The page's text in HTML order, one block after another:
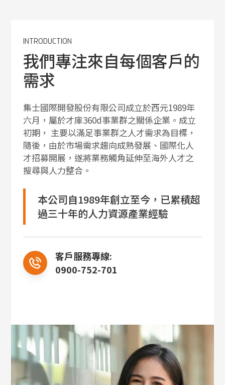
INTRODUCTION
我們專注來自每個客戶的
需求
集士國際開發股份有限公司成立於西元1989年
六月，屬於才庫360d事業群之關係企業。成立
初期， 主要以滿足事業群之人才需求為目標，
隨後，由於市場需求趨向成熟發展、國際化人
才招募開展，遂將業務觸角延伸至海外人才之
搜尋與人力整合。
本公司自1989年創立至今，已累積超
過三十年的人力資源產業經驗
客戶服務專線:
0900-752-701